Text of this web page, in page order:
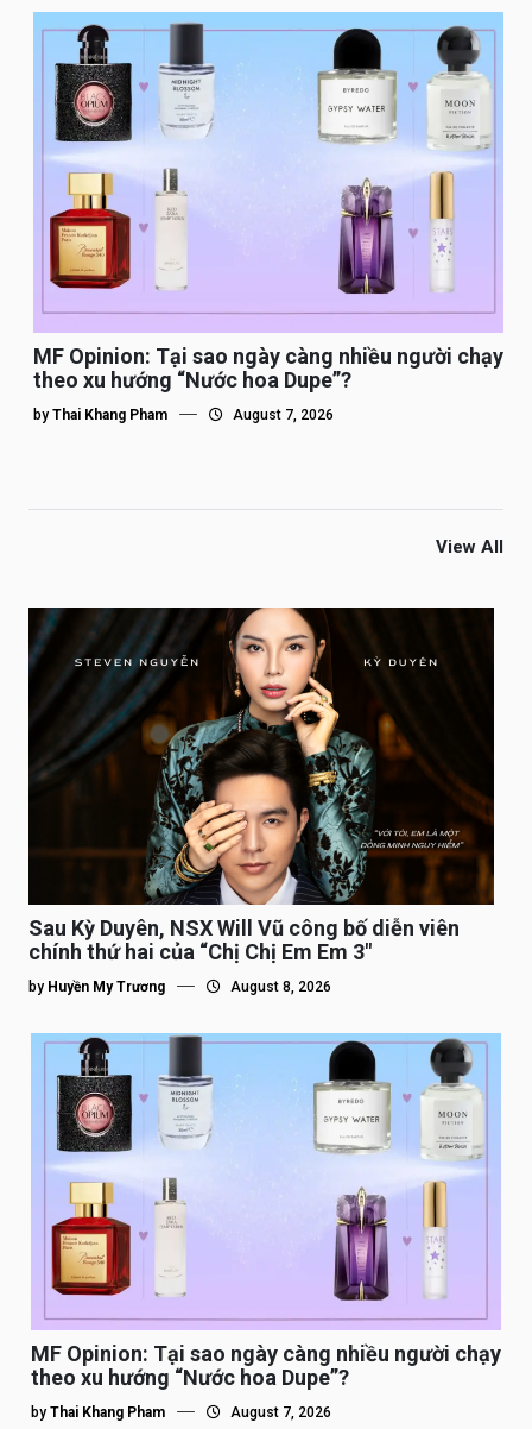
MF Opinion: Tại sao ngày càng nhiều người chạy
theo xu hướng “Nước hoa Dupe”?
by Thai Khang Pham August 7, 2026
View All
Sau Kỳ Duyên, NSX Will Vũ công bố diễn viên
chính thứ hai của “Chị Chị Em Em 3″
by Huyền My Trương August 8, 2026
MF Opinion: Tại sao ngày càng nhiều người chạy
theo xu hướng “Nước hoa Dupe”?
by Thai Khang Pham August 7, 2026